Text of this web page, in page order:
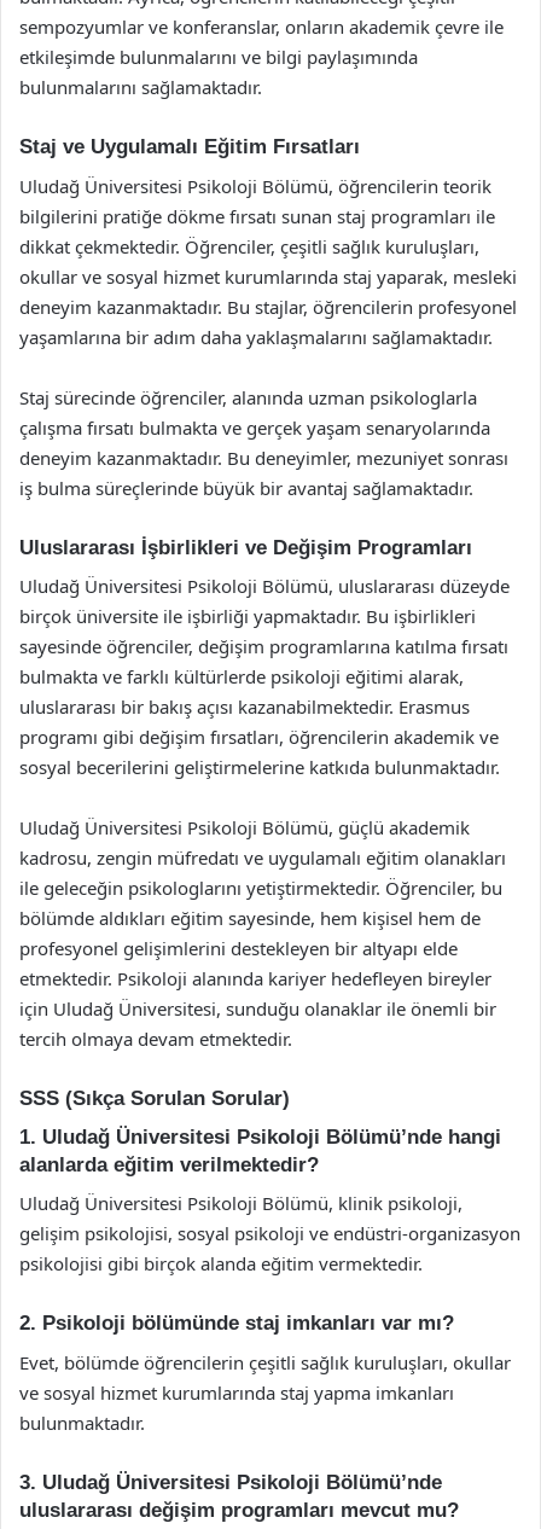
sempozyumlar ve konferanslar, onların akademik çevre ile
etkileşimde bulunmalarını ve bilgi paylaşımında
bulunmalarını sağlamaktadır.
Staj ve Uygulamalı Eğitim Fırsatları
Uludağ Üniversitesi Psikoloji Bölümü, öğrencilerin teorik
bilgilerini pratiğe dökme fırsatı sunan staj programları ile
dikkat çekmektedir. Öğrenciler, çeşitli sağlık kuruluşları,
okullar ve sosyal hizmet kurumlarında staj yaparak, mesleki
deneyim kazanmaktadır. Bu stajlar, öğrencilerin profesyonel
yaşamlarına bir adım daha yaklaşmalarını sağlamaktadır.
Staj sürecinde öğrenciler, alanında uzman psikologlarla
çalışma fırsatı bulmakta ve gerçek yaşam senaryolarında
deneyim kazanmaktadır. Bu deneyimler, mezuniyet sonrası
iş bulma süreçlerinde büyük bir avantaj sağlamaktadır.
Uluslararası İşbirlikleri ve Değişim Programları
Uludağ Üniversitesi Psikoloji Bölümü, uluslararası düzeyde
birçok üniversite ile işbirliği yapmaktadır. Bu işbirlikleri
sayesinde öğrenciler, değişim programlarına katılma fırsatı
bulmakta ve farklı kültürlerde psikoloji eğitimi alarak,
uluslararası bir bakış açısı kazanabilmektedir. Erasmus
programı gibi değişim fırsatları, öğrencilerin akademik ve
sosyal becerilerini geliştirmelerine katkıda bulunmaktadır.
Uludağ Üniversitesi Psikoloji Bölümü, güçlü akademik
kadrosu, zengin müfredatı ve uygulamalı eğitim olanakları
ile geleceğin psikologlarını yetiştirmektedir. Öğrenciler, bu
bölümde aldıkları eğitim sayesinde, hem kişisel hem de
profesyonel gelişimlerini destekleyen bir altyapı elde
etmektedir. Psikoloji alanında kariyer hedefleyen bireyler
için Uludağ Üniversitesi, sunduğu olanaklar ile önemli bir
tercih olmaya devam etmektedir.
SSS (Sıkça Sorulan Sorular)
1. Uludağ Üniversitesi Psikoloji Bölümü’nde hangi
alanlarda eğitim verilmektedir?
Uludağ Üniversitesi Psikoloji Bölümü, klinik psikoloji,
gelişim psikolojisi, sosyal psikoloji ve endüstri-organizasyon
psikolojisi gibi birçok alanda eğitim vermektedir.
2. Psikoloji bölümünde staj imkanları var mı?
Evet, bölümde öğrencilerin çeşitli sağlık kuruluşları, okullar
ve sosyal hizmet kurumlarında staj yapma imkanları
bulunmaktadır.
3. Uludağ Üniversitesi Psikoloji Bölümü’nde
uluslararası değişim programları mevcut mu?